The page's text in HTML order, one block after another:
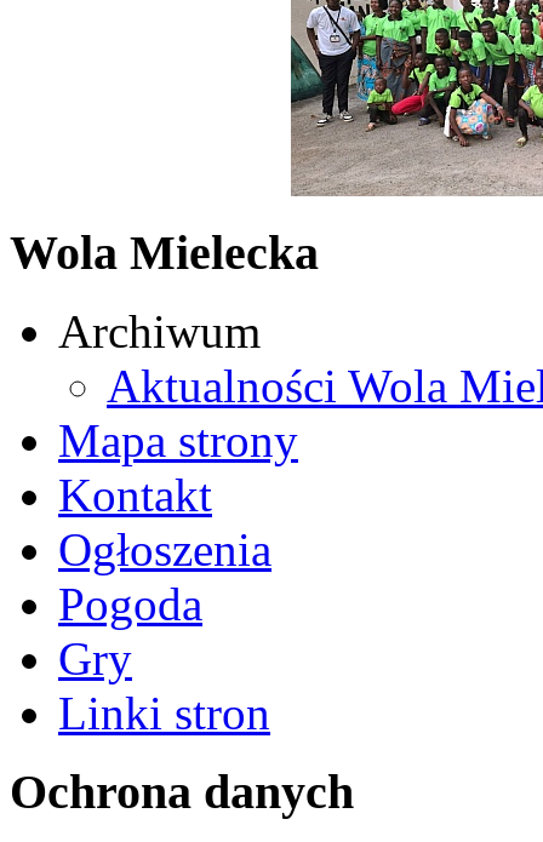
Wola Mielecka
Archiwum
Aktualności Wola
Mapa strony
Kontakt
Ogłoszenia
Pogoda
Gry
Linki stron
Ochrona danych